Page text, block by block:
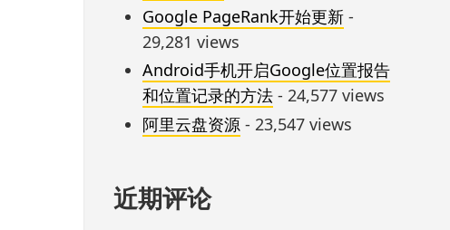
Google PageRank开始更新-
29,281 views
Android手机开启Google位置报告
和位置记录的方法- 24,577 views
阿里云盘资源- 23,547 views
近期评论